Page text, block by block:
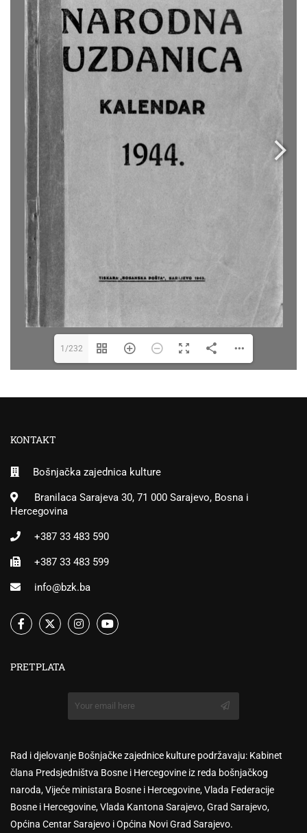
1/232
KONTAKT
Bošnjačka zajednica kulture
Branilaca Sarajeva 30, 71 000 Sarajevo, Bosna i
Hercegovina
+387 33 483 590
+387 33 483 599
info@bzk.ba
PRETPLATA
Rad i djelovanje Bošnjačke zajednice kulture podržavaju: Kabinet
člana Predsjedništva Bosne i Hercegovine iz reda bošnjačkog
naroda, Vijeće ministara Bosne i Hercegovine, Vlada Federacije
Bosne i Hercegovine, Vlada Kantona Sarajevo, Grad Sarajevo,
Općina Centar Sarajevo i Općina Novi Grad Sarajevo.